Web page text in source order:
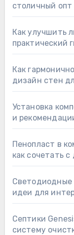
столичный
Как улучшить
практический
Как
дизайн стен
Установка
и
Пенопласт в
как сочетать
Светодиодные
идеи для
Септики
систему